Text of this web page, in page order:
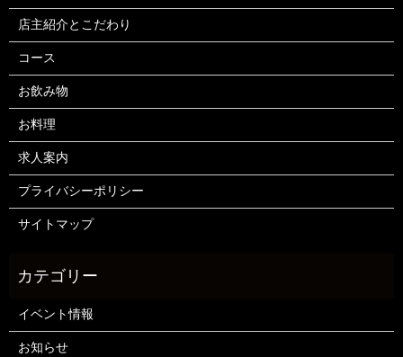
店主紹介とこだわり
コース
お飲み物
お料理
求人案内
プライバシーポリシー
サイトマップ
イベント情報
お知らせ